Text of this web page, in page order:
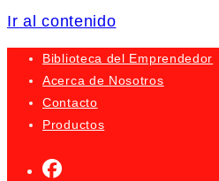
Ir al contenido
Biblioteca del Emprendedor
Acerca de Nosotros
Contacto
Productos